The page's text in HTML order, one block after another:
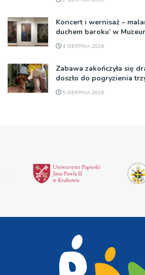
Koncert i wernisaż –
duchem baroku’ w
4 SIERPNIA 2026
Zabawa zakończyła się
doszło do pogryzienia
5 SIERPNIA 2026